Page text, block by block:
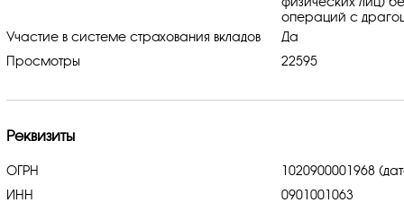
операций с
Участие в системе страхования вкладов
Да
Просмотры
22595
Реквизиты
ОГРН
1020900001968
ИНН
0901001063